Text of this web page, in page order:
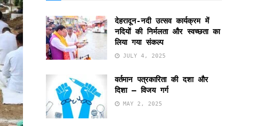
देहरादून-नदी उत्सव कार्यक्रम में
नदियों की निर्मलता और स्वच्छता का
लिया गया संकल्प
JULY 4, 2025
वर्तमान पत्रकारिता की दशा और
दिशा – विजय गर्ग
MAY 2, 2025